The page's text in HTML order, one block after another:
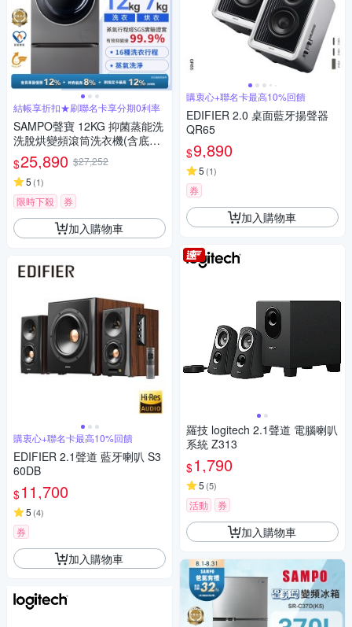
結帳享折扣★刷聯名卡享分期0利率
SAMPO聲寶 12KG 抑菌蒸能洗
洗脫烘變頻滾筒洗衣機(含底座)
含基本安裝+舊機回收ES-ND12
DH+DH-120DW
$25,890 $27,252
5 (1)
限時下殺 券
加入購物車
購衷心+聯名卡最高10%回饋
EDIFIER 2.1聲道 藍牙喇叭 S3
60DB
$11,700
5 (4)
券
加入購物車
購衷心+聯名卡最高10%回饋
EDIFIER 2.0 桌面藍牙揚聲器
QR65
$9,890
5 (1)
券
加入購物車
羅技 logitech 2.1聲道 電腦喇叭
系統 Z313
$1,790
5 (5)
活動 券
加入購物車